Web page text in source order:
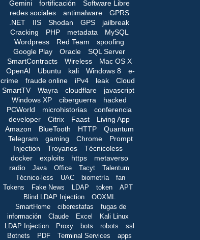
Gemini
fortificación
Software Libre
redes sociales
antimalware
GPRS
.NET
IIS Shodan GPS
jailbreak
Cracking
PHP metadata
MySQL
Wordpress
Red Team
spoofing
Google Play
Oracle
SQL Server
SmartContracts
Wireless
Mac OS X
OpenAI
Ubuntu kali Windows 8
e-
crime
fraude online iPv4 leak
Cloud
SmartTV
Wayra cloudflare
javascript
Windows XP
ciberguerra
hacked
PCWorld
microhistorias
conferencia
developer
Citrix Faast
Living App
Amazon
BlueTooth HTTP
Quantum
Telegram
gaming Chrome
Prompt
Injection
Troyanos
Técnicoless
docker
exploits https
metaverso
radio
Java Office Tacyt
Talentum
Técnico-less
UAC biometría
fan
Tokens
Fake News LDAP token
APT
Blind LDAP Injection
OOXML
SmartHome
ciberestafas
fugas de
información
Claude Excel
Kali Linux
LDAP Injection
Proxy bots robots
ssl
Botnets
PDF Terminal Services
apps